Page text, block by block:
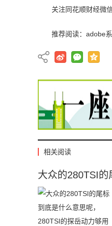
关注同花顺财经微
推荐阅读： adobe
相关阅读
大众的280TSI的